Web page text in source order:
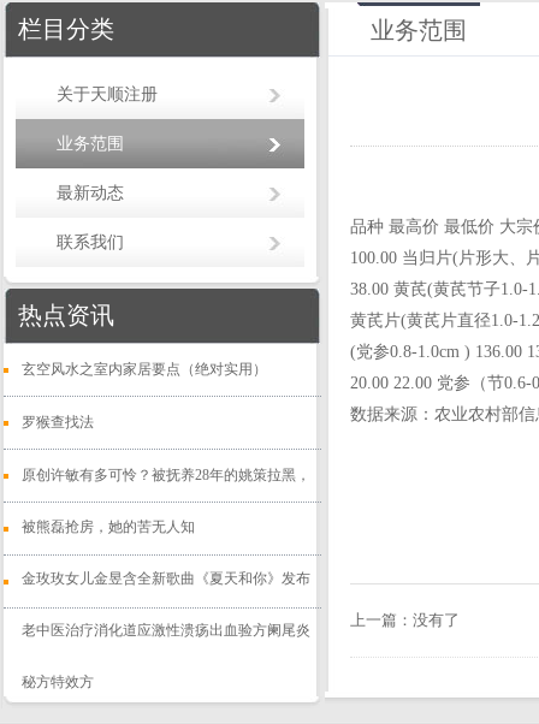
栏目分类
关于天顺注册
业务范围
最新动态
联系我们
热点资讯
玄空风水之室内家居要点（绝对实用）
罗猴查找法
原创许敏有多可怜？被抚养28年的姚策拉黑，
被熊磊抢房，她的苦无人知
金玫玫女儿金昱含全新歌曲《夏天和你》发布
老中医治疗消化道应激性溃疡出血验方阑尾炎
秘方特效方
业务范围
品种 最高价 最低价 大宗
100.00 当归片(片形大、
38.00 黄芪(黄芪节子1.0-
黄芪片(黄芪片直径1.0-
(党参0.8-1.0cm ) 136.00
20.00 22.00 党参（节0.6-
数据来源：农业农村部
上一篇：没有了